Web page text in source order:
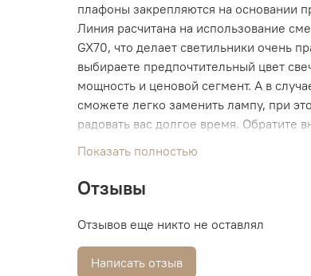
плафоны закрепляются на основании
Линия расчитана на использование
GX70, что делает светильники очень
выбираете предпочтительный цвет
мощность и ценовой сегмент. А в
сможете легко заменить лампу, при
радовать вас долгое время. Обратите
чаши низкая и в светильник
они использовались на фото).
Показать полностью
Отзывы
Отзывов еще никто не оставлял
Написать отзыв